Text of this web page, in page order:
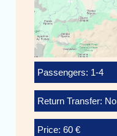
Passengers: 1-4
Return Transfer: No
Price: 60 €